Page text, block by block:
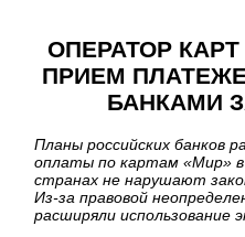
ОПЕРАТОР
ПРИЕМ
БАНКАМИ
Планы российских банков
оплаты по картам «Мир» в
странах не нарушают
Из-за правовой
расширяли использование